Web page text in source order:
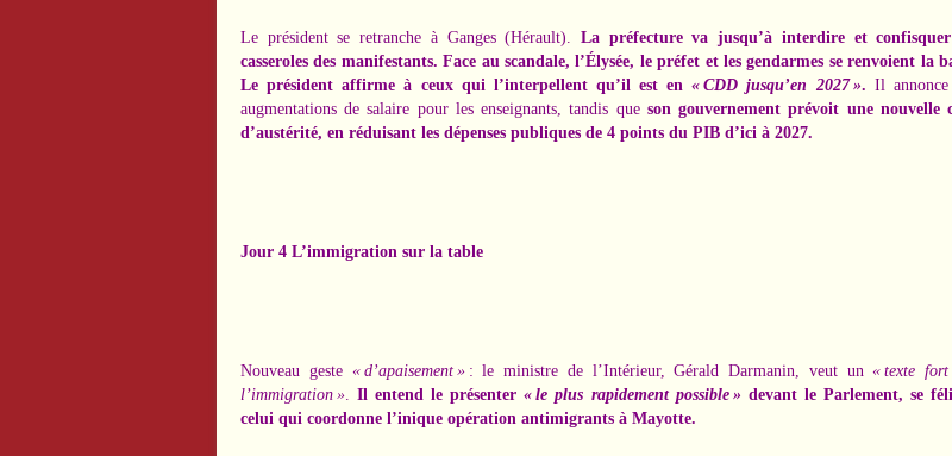
Le président se retranche à Ganges (Hérault). La préfecture va jusqu’à interdire et
casseroles des manifestants. Face au scandale, l’Élysée, le préfet et les gendarmes se renvoient la
Le président affirme à ceux qui l’interpellent qu’il est en« CDD jusqu’en 2027 ». Il annonce
augmentations de salaire pour les enseignants, tandis que son gouvernement prévoit une nouvelle
d’austérité, en réduisant les dépenses publiques de 4 points du PIB d’ici à 2027.
Jour 4 L’immigration sur la table
Nouveau geste « d’apaisement »: le ministre de l’Intérieur, Gérald Darmanin, veut un« texte
l’immigration ».Il entend le présenter« le plus rapidement possible » devant le Parlement, se
celui qui coordonne l’inique opération antimigrants à Mayotte.